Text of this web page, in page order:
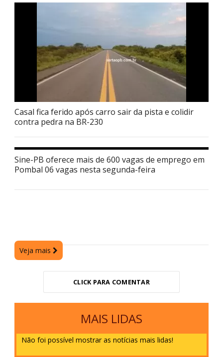
Casal fica ferido após carro sair da pista e colidir
contra pedra na BR-230
Sine-PB oferece mais de 600 vagas de emprego em
Pombal 06 vagas nesta segunda-feira
Veja mais
CLICK PARA COMENTAR
MAIS LIDAS
Não foi possível mostrar as notícias mais lidas!